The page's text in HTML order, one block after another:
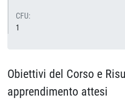
CFU:
1
Obiettivi del Corso e
apprendimento attesi